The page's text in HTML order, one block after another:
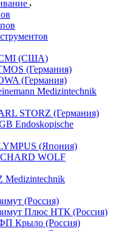
(США)
(Германия)
(Германия)
Medizintechnik
STORZ (Германия)
Endoskopische
(Япония)
WOLF
Medizintechnik
(Россия)
Плюс НТК (Россия)
Крыло (Россия)